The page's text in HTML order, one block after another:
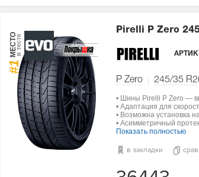
#1
МЕСТОв тесте
Pirelli P Zero
P Zero 245/35
• Шины Pirelli P Zero —
• Адаптация для
• Возможна установка
• Асимметричный
Показать полностью
в закладки